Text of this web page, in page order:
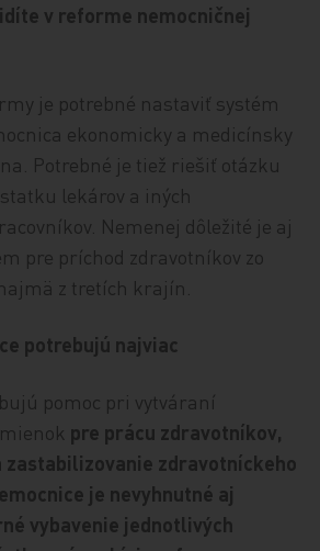
v reforme nemocničnej
je potrebné nastaviť systém
ekonomicky a medicínsky
Potrebné je tiež riešiť otázku
lekárov a iných
Nemenej dôležité je aj
pre príchod zdravotníkov zo
z tretích krajín.
potrebujú najviac
pomoc pri vytváraní
pre prácu zdravotníkov,
zastabilizovanie zdravotníckeho
je nevyhnutné aj
vybavenie jednotlivých